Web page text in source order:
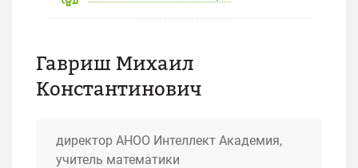
Гавриш Михаил
Константинович
директор АНОО Интеллект Академия,
учитель математики